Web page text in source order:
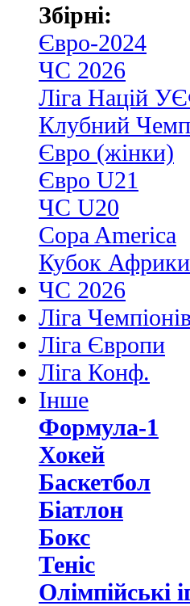
Збірні:
Євро-2024
ЧС 2026
Ліга Націй
Клубний
Євро (жінки)
Євро U21
ЧС U20
Copa America
Кубок Африки
ЧС 2026
Ліга Чемпіонів
Ліга Європи
Ліга Конф.
Інше
Формула-1
Хокей
Баскетбол
Біатлон
Бокс
Теніс
Олімпійські